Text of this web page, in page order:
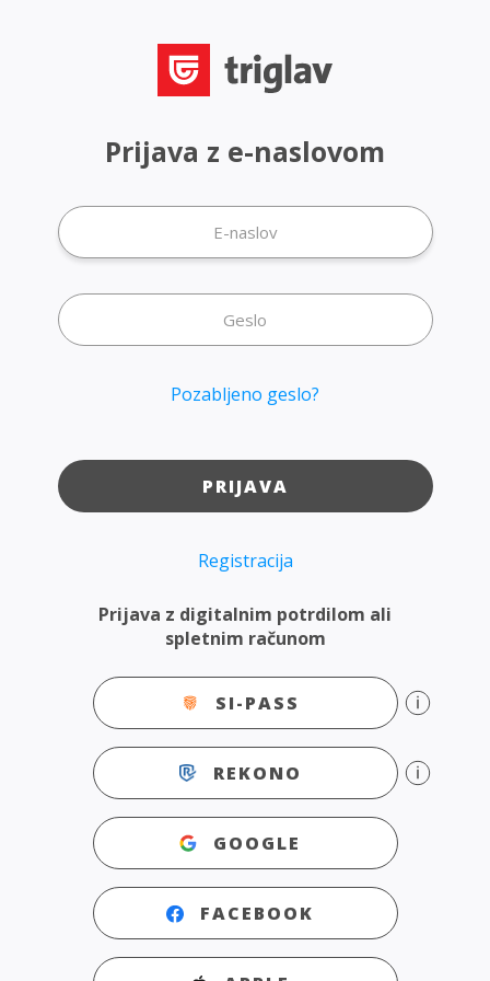
Prijava z digitalnim potrdilom ali
spletnim računom
SI-PASS
REKONO
GOOGLE
FACEBOOK
Prijava z e-naslovom
Pozabljeno geslo?
PRIJAVA
Registracija